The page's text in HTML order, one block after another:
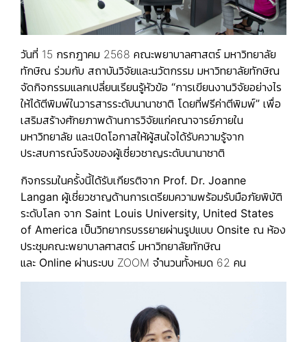
วันที่ 15 กรกฎาคม 2568 คณะพยาบาลศาสตร์ มหาวิทยาลัย
ทักษิณ ร่วมกับ สถาบันวิจัยและนวัตกรรม มหาวิทยาลัยทักษิณ
จัดกิจกรรมแลกเปลี่ยนเรียนรู้หัวข้อ “การเขียนงานวิจัยอย่างไร
ให้ได้ตีพิมพ์ในวารสารระดับนานาชาติ โดยที่ฟรีค่าตีพิมพ์” เพื่อ
เสริมสร้างศักยภาพด้านการวิจัยแก่คณาจารย์ภายใน
มหาวิทยาลัย และเปิดโอกาสให้ผู้สนใจได้รับความรู้จาก
ประสบการณ์จริงของผู้เชี่ยวชาญระดับนานาชาติ
กิจกรรมในครั้งนี้ได้รับเกียรติจาก Prof. Dr. Joanne
Langan ผู้เชี่ยวชาญด้านการเตรียมความพร้อมรับมือภัยพิบัติ
ระดับโลก จาก Saint Louis University, United States
of America เป็นวิทยากรบรรยายผ่านรูปแบบ Onsite ณ ห้อง
ประชุมคณะพยาบาลศาสตร์ มหาวิทยาลัยทักษิณ
และ Online ผ่านระบบ ZOOM จำนวนทั้งหมด 62 คน